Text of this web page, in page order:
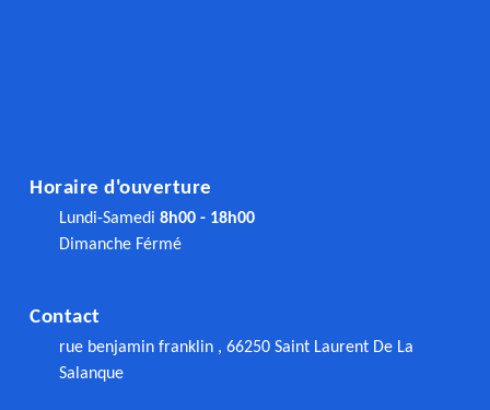
Horaire d'ouverture
Lundi-Samedi 8h00 - 18h00
Dimanche Férmé
Contact
rue benjamin franklin , 66250 Saint Laurent De La
Salanque